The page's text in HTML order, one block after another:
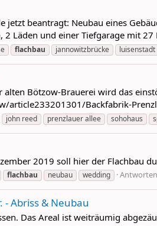
jetzt beantragt: Neubau eines
Läden und einer Tiefgarage mit 27
flachbau jannowitzbrücke luisenstadt
Bötzow-Brauerei wird das
Backfabrik-
john reed prenzlauer allee sohohaus
2019 soll hier der Flachbau
flachbau neubau wedding
- Abriss & Neubau
Das Areal ist weiträumig